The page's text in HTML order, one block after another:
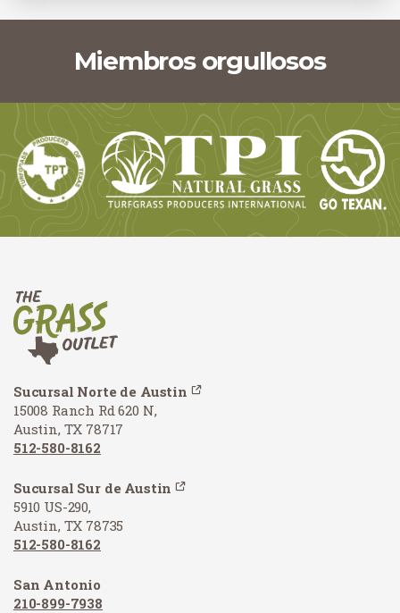
Miembros orgullosos
Sucursal Norte de Austin
15008 Ranch Rd 620 N,
Austin, TX 78717
512-580-8162
Sucursal Sur de Austin
5910 US-290,
Austin, TX 78735
512-580-8162
San Antonio
210-899-7938